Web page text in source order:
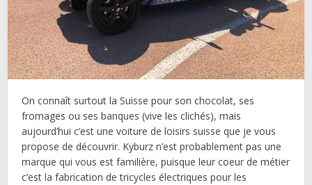
On connaît surtout la Suisse pour son chocolat, ses
fromages ou ses banques (vive les clichés), mais
aujourd’hui c’est une voiture de loisirs suisse que je vous
propose de découvrir. Kyburz n’est probablement pas une
marque qui vous est familière, puisque leur coeur de métier
c’est la fabrication de tricycles électriques pour les